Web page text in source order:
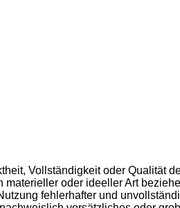
Vollständigkeit oder Qualität
oder ideeller Art
fehlerhafter und